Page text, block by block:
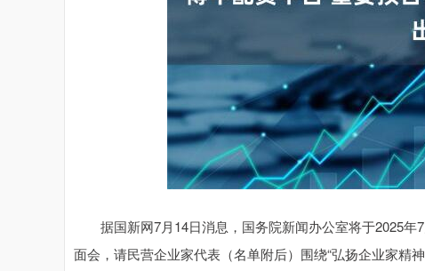
据国新网7月14日消息，国务院新闻办公室将于2025年7
面会，请民营企业家代表（名单附后）围绕“弘扬企业家精